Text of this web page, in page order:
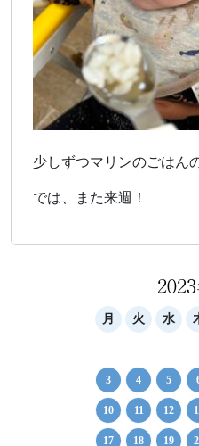
少しずつマリンのごはん
では、また来週！
月 火 水
3 4 5
10 11 12
17 18 19